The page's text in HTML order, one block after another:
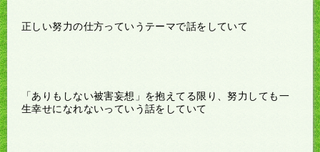
正しい努力の仕方っていうテーマで話をしていて
「ありもしない被害妄想」を抱えてる限り、努力しても一
生幸せになれないっていう話をしていて